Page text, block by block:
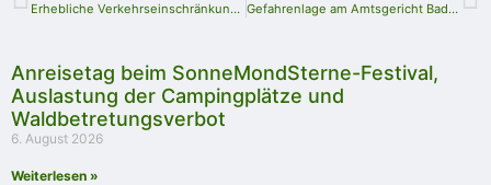
Erhebliche Verkehrseinschränkungen aufgrund von Bauernprotesten für Montag im Saale-Orla-Kreis zu erwarten Gefahrenlage am Amtsgericht Bad Lobenstein bereinigt
Anreisetag beim SonneMondSterne-Festival,
Auslastung der Campingplätze und
Waldbetretungsverbot
6. August 2026
Weiterlesen »